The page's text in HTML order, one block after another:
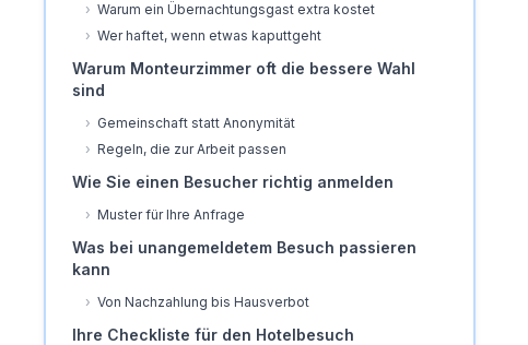
› Warum ein Übernachtungsgast extra kostet
› Wer haftet, wenn etwas kaputtgeht
Warum Monteurzimmer oft die bessere Wahl
sind
› Gemeinschaft statt Anonymität
› Regeln, die zur Arbeit passen
Wie Sie einen Besucher richtig anmelden
› Muster für Ihre Anfrage
Was bei unangemeldetem Besuch passieren
kann
› Von Nachzahlung bis Hausverbot
Ihre Checkliste für den Hotelbesuch